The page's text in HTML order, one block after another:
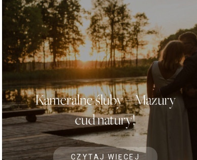
Kameralne śluby – Mazury
cud natury!
CZYTAJ WIĘCEJ